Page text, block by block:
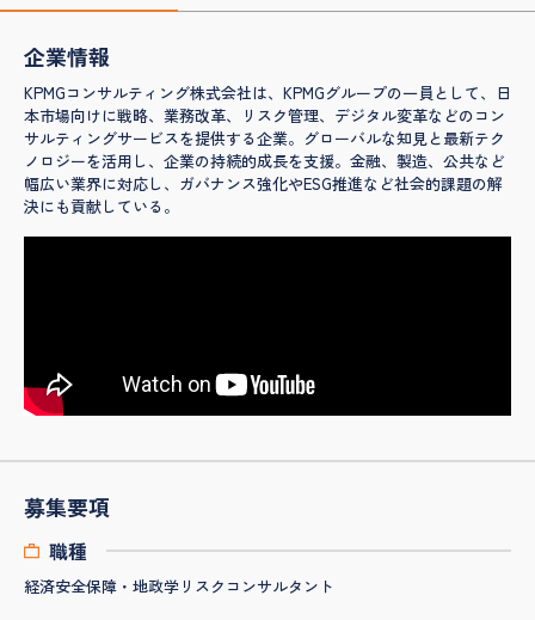
企業情報
KPMGコンサルティング株式会社は、KPMGグループの一員として、日
本市場向けに戦略、業務改革、リスク管理、デジタル変革などのコン
サルティングサービスを提供する企業。グローバルな知見と最新テク
ノロジーを活用し、企業の持続的成長を支援。金融、製造、公共など
幅広い業界に対応し、ガバナンス強化やESG推進など社会的課題の解
決にも貢献している。
募集要項
職種
経済安全保障・地政学リスクコンサルタント